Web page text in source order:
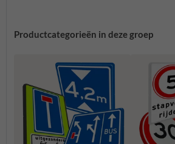
Productcategorieën in deze groep